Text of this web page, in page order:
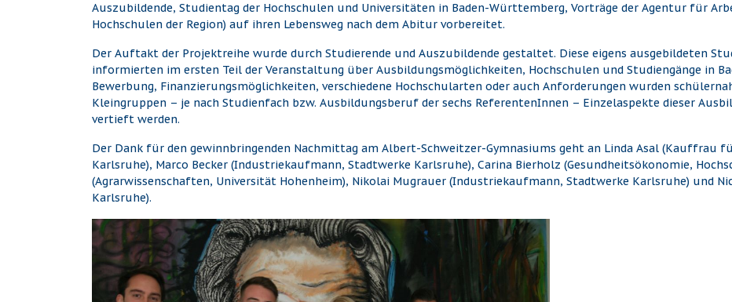
Auszubildende, Studientag der Hochschulen und Universitäten in Baden-Württemberg, Vorträge der Agentur für
Hochschulen der Region) auf ihren Lebensweg nach dem Abitur vorbereitet.
Der Auftakt der Projektreihe wurde durch Studierende und Auszubildende gestaltet. Diese eigens ausgebildeten
informierten im ersten Teil der Veranstaltung über Ausbildungsmöglichkeiten, Hochschulen und Studiengänge in
Bewerbung, Finanzierungsmöglichkeiten, verschiedene Hochschularten oder auch Anforderungen wurden
Kleingruppen – je nach Studienfach bzw. Ausbildungsberuf der sechs ReferentenInnen – Einzelaspekte dieser
vertieft werden.
Der Dank für den gewinnbringenden Nachmittag am Albert-Schweitzer-Gymnasiums geht an Linda Asal (Kauffrau
Karlsruhe), Marco Becker (Industriekaufmann, Stadtwerke Karlsruhe), Carina Bierholz (Gesundheitsökonomie,
(Agrarwissenschaften, Universität Hohenheim), Nikolai Mugrauer (Industriekaufmann, Stadtwerke Karlsruhe) und
Karlsruhe).